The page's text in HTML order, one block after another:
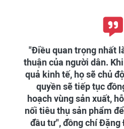
"Điều quan trọng nhất
thuận của người dân.
quả kinh tế, họ sẽ chủ
quyền sẽ tiếp tục
hoạch vùng sản xuất,
nối tiêu thụ sản phẩm
đầu tư", đồng chí Đặng